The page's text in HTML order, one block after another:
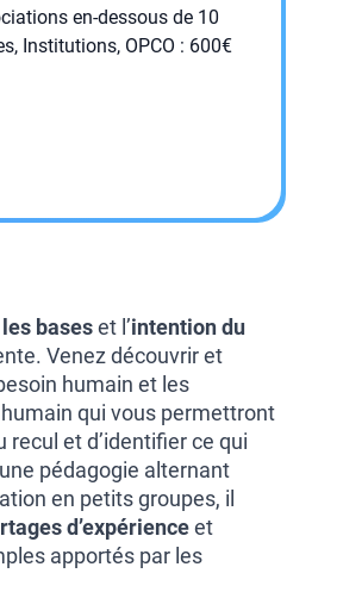
en-dessous de 10
Institutions, OPCO : 600€
baseset l’intention du
Venez découvrir et
humain et les
qui vous permettront
et d’identifier ce qui
pédagogie alternant
en petits groupes, il
d’expérienceet
apportés par les